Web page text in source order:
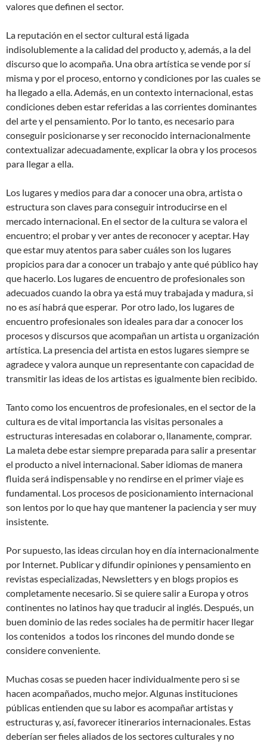
valores que definen el sector.
La reputación en el sector cultural está ligada
indisolublemente a la calidad del producto y, además, a la del
discurso que lo acompaña. Una obra artística se vende por sí
misma y por el proceso, entorno y condiciones por las cuales se
ha llegado a ella. Además, en un contexto internacional, estas
condiciones deben estar referidas a las corrientes dominantes
del arte y el pensamiento. Por lo tanto, es necesario para
conseguir posicionarse y ser reconocido internacionalmente
contextualizar adecuadamente, explicar la obra y los procesos
para llegar a ella.
Los lugares y medios para dar a conocer una obra, artista o
estructura son claves para conseguir introducirse en el
mercado internacional. En el sector de la cultura se valora el
encuentro; el probar y ver antes de reconocer y aceptar. Hay
que estar muy atentos para saber cuáles son los lugares
propicios para dar a conocer un trabajo y ante qué público hay
que hacerlo. Los lugares de encuentro de profesionales son
adecuados cuando la obra ya está muy trabajada y madura, si
no es así habrá que esperar. Por otro lado, los lugares de
encuentro profesionales son ideales para dar a conocer los
procesos y discursos que acompañan un artista u organización
artística. La presencia del artista en estos lugares siempre se
agradece y valora aunque un representante con capacidad de
transmitir las ideas de los artistas es igualmente bien recibido.
Tanto como los encuentros de profesionales, en el sector de la
cultura es de vital importancia las visitas personales a
estructuras interesadas en colaborar o, llanamente, comprar.
La maleta debe estar siempre preparada para salir a presentar
el producto a nivel internacional. Saber idiomas de manera
fluida será indispensable y no rendirse en el primer viaje es
fundamental. Los procesos de posicionamiento internacional
son lentos por lo que hay que mantener la paciencia y ser muy
insistente.
Por supuesto, las ideas circulan hoy en día internacionalmente
por Internet. Publicar y difundir opiniones y pensamiento en
revistas especializadas, Newsletters y en blogs propios es
completamente necesario. Si se quiere salir a Europa y otros
continentes no latinos hay que traducir al inglés. Después, un
buen dominio de las redes sociales ha de permitir hacer llegar
los contenidos a todos los rincones del mundo donde se
considere conveniente.
Muchas cosas se pueden hacer individualmente pero si se
hacen acompañados, mucho mejor. Algunas instituciones
públicas entienden que su labor es acompañar artistas y
estructuras y, así, favorecer itinerarios internacionales. Estas
deberían ser fieles aliados de los sectores culturales y no